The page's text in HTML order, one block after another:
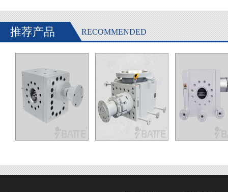
推荐产品 RECOMMENDED